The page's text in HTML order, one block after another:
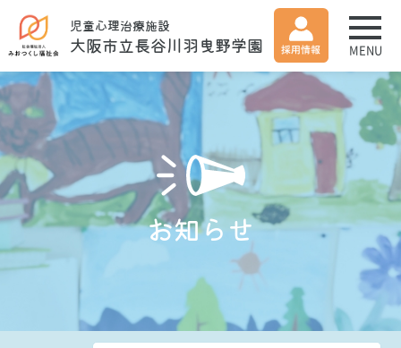
児童心理治療施設
大阪市立長谷川羽曳野学園 MENU
お知らせ